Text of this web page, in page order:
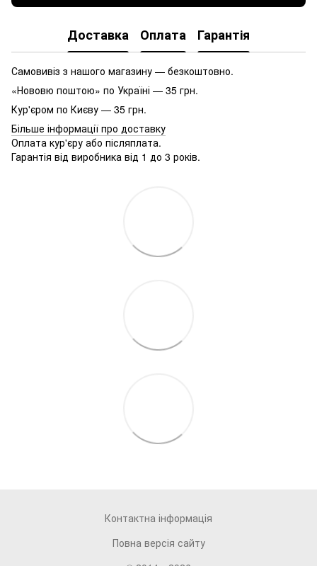
Доставка Оплата Гарантія
Самовивіз з нашого магазину — безкоштовно.
«Нововю поштою» по Україні — 35 грн.
Кур'єром по Києву — 35 грн.
Більше інформації про доставку
Оплата кур'єру або післяплата.
Гарантія від виробника від 1 до 3 років.
Контактна інформація
Повна версія сайту